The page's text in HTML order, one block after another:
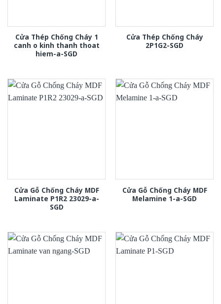
Cửa Thép Chống Cháy 1
canh o kinh thanh thoat
hiem-a-SGD
Cửa Thép Chống Cháy
2P1G2-SGD
Cửa Gỗ Chống Cháy MDF
Laminate P1R2 23029-a-
SGD
Cửa Gỗ Chống Cháy MDF
Melamine 1-a-SGD